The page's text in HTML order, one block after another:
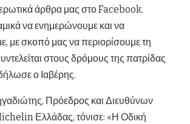
άρθρα μας στο Facebook.
να ενημερώνουμε και να
με σκοπό μας να περιορίσουμε τη
στους δρόμους της πατρίδας
ο Ιαβέρης.
Πρόεδρος και Διευθύνων
Ελλάδας, τόνισε: «Η Οδική